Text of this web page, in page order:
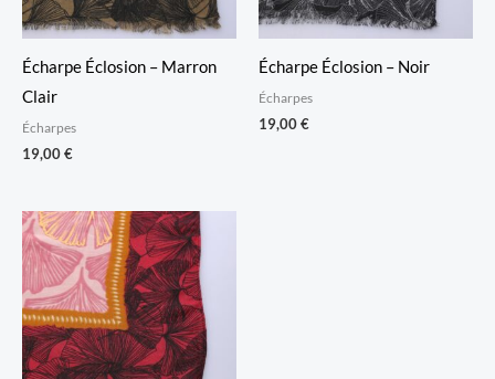
Écharpe Éclosion – Marron
Clair
Écharpes
19,00€
Écharpe Éclosion – Noir
Écharpes
19,00€